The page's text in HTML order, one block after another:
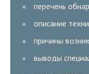
перечень
описание
причины
выводы